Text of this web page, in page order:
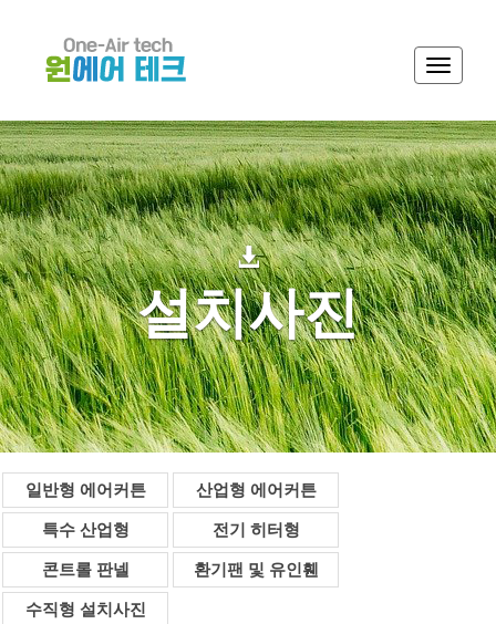
Toggle
설치사진
일반형 에어커튼 산업형 에어커튼
특수 산업형 전기 히터형
콘트롤 판넬 환기팬 및 유인휀
수직형 설치사진